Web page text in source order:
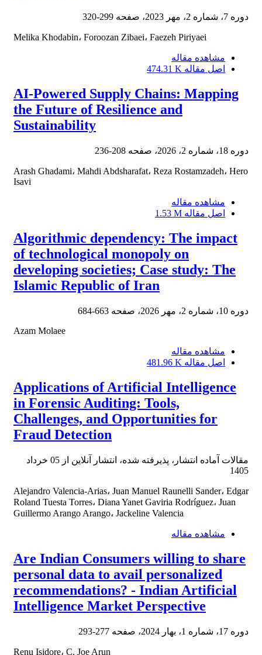
دوره 7، شماره 2، مهر 2023، صفحه 299-320
Melika Khodabin، Foroozan Zibaei، Faezeh Piriyaei
مشاهده مقاله
اصل مقاله 474.31 K
AI-Powered Supply Chains: Mapping
the Future of Resilience and
Sustainability
دوره 18، شماره 2، 2026، صفحه 208-236
Arash Ghadami، Mahdi Abdsharafat، Reza Rostamzadeh، Hero
Isavi
مشاهده مقاله
اصل مقاله 1.53 M
Algorithmic dependency: The impact
of technological monopoly on
developing societies; Case study: The
Islamic Republic of Iran
دوره 10، شماره 2، مهر 2026، صفحه
663-684
Azam Molaee
مشاهده مقاله
اصل مقاله 481.96 K
Applications of Artificial Intelligence
in Forensic Auditing: Tools,
Challenges, and Opportunities for
Fraud Detection
مقالات آماده انتشار، پذیرفته شده، انتشار آنلاین از
05 خرداد
1405
Alejandro Valencia-Arias، Juan Manuel Raunelli Sander، Edgar
Roland Tuesta Torres، Diana Yanet Gaviria Rodríguez، Juan
Guillermo Arango Arango، Jackeline Valencia
مشاهده مقاله
Are Indian Consumers willing to share
personal data to avail personalized
recommendations? - Indian Artificial
Intelligence Market Perspective
دوره 17، شماره 1، بهار 2024، صفحه 277-293
Renu Isidore، C. Joe Arun